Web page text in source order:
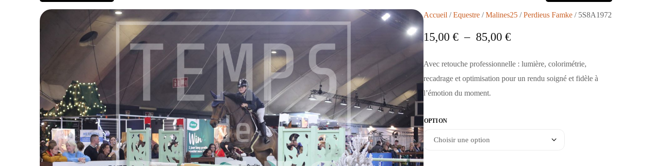
Accueil /Equestre/Malines25/Perdieus Famke/ 5S8A1972
15,00 € – 85,00 €
Avec retouche professionnelle : lumière, colorimétrie,
recadrage et optimisation pour un rendu soigné et fidèle à
l’émotion du moment.
OPTION